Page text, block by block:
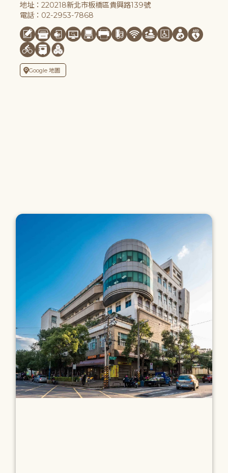
地址：220218新北市板橋區貴興路139號
電話：02-2953-7868
Google 地圖